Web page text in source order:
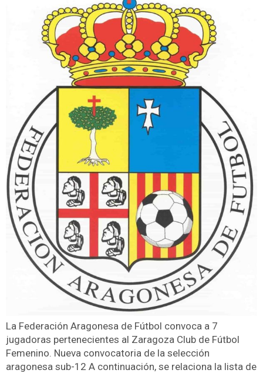
La Federación Aragonesa de Fútbol convoca a 7
jugadoras pertenecientes al Zaragoza Club de Fútbol
Femenino. Nueva convocatoria de la selección
aragonesa sub-12 A continuación, se relaciona la lista de